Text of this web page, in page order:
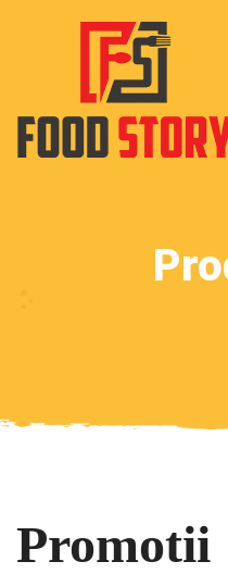
Promotii